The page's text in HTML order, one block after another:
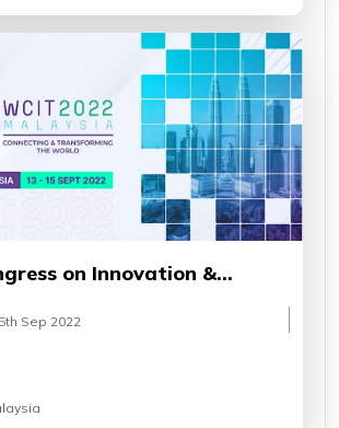
on Innovation &
Sep 2022